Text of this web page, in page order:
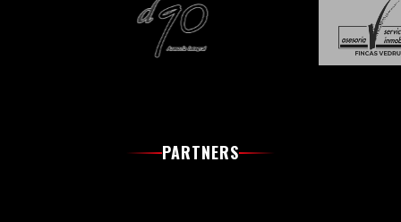
PARTNERS